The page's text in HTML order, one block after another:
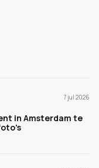
7 jul 2026
in Amsterdam te